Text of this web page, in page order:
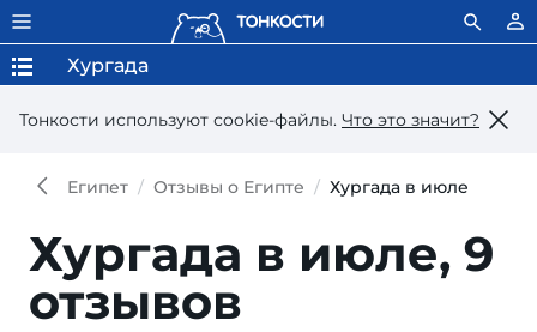
Тонкости используют сookie-файлы. Что это значит?
Хургада
Египет Отзывы о Египте Хургада в июле
Хургада в июле, 9
отзывов